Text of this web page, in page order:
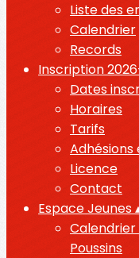
Liste des
Calendrier
Records
Inscription
Dates
Horaires
Tarifs
Adhésions
Licence
Contact
Espace Jeunes
Calendrier
Poussins